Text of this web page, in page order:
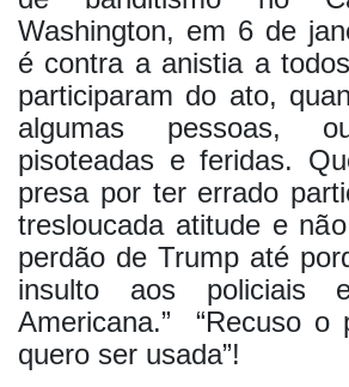
Washington, em 6 de
é contra a anistia a
participaram do ato,
algumas pessoas,
pisoteadas e feridas.
presa por ter errado
tresloucada atitude e
perdão de Trump até
insulto aos policiais
Americana.”
“Recuso o
quero ser usada”!